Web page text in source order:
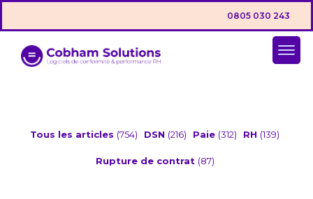
0805 030 243
Tous les articles (754) DSN (216) Paie (312) RH (139)
Rupture de contrat (87)